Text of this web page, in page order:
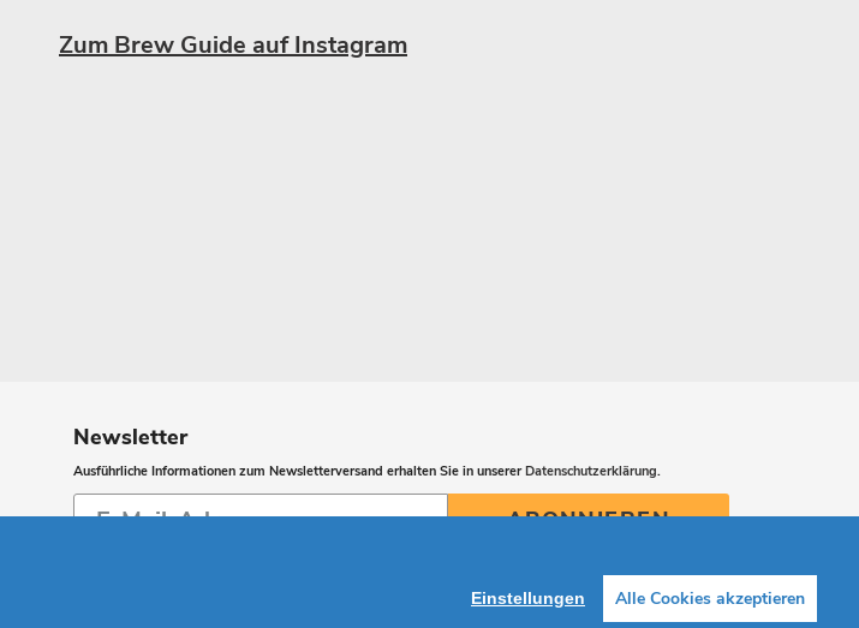
Zum Brew Guide auf Instagram
Newsletter
Ausführliche Informationen zum Newsletterversand erhalten Sie in unsererDatenschutzerklärung.
Abonnieren
ABONNIEREN
Einstellungen Alle Cookies akzeptieren